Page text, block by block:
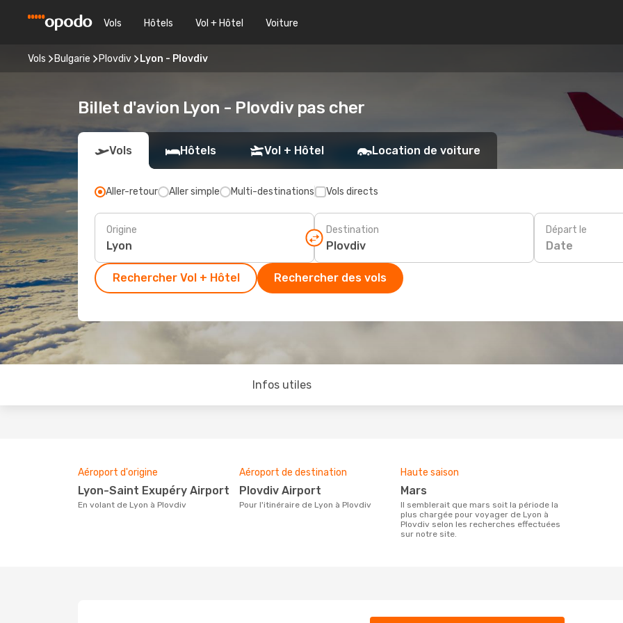
Vols Hôtels Vol + Hôtel Voiture
Vols Bulgarie Plovdiv Lyon - Plovdiv
Billet d'avion Lyon - Plovdiv pas cher
Vols Hôtels Vol + Hôtel Location de voiture
Aller-retour Aller simple Multi-destinations Vols directs
Origine Destination Départ le
Date
Rechercher Vol + Hôtel Rechercher des vols
Infos utiles
Aéroport d'origine
Lyon-Saint Exupéry Airport
En volant de Lyon à Plovdiv
Aéroport de destination
Plovdiv Airport
Pour l'itinéraire de Lyon à Plovdiv
Haute saison
mars
Il semblerait que mars soit la période la
plus chargée pour voyager de Lyon à
Plovdiv selon les recherches effectuées
sur notre site.